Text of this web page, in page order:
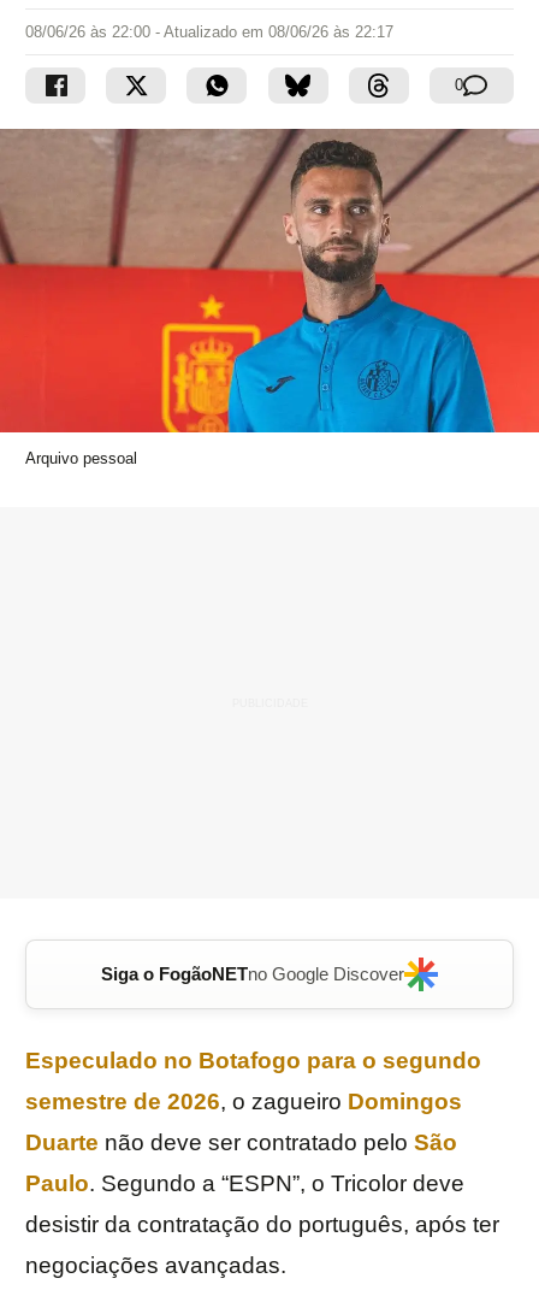
08/06/26 às 22:00 - Atualizado em 08/06/26 às 22:17
0
Arquivo pessoal
Siga o FogãoNETno Google Discover
Especulado no Botafogo para o segundo
semestre de 2026, o zagueiro Domingos
Duarte não deve ser contratado pelo São
Paulo. Segundo a “ESPN”, o Tricolor deve
desistir da contratação do português, após ter
negociações avançadas.